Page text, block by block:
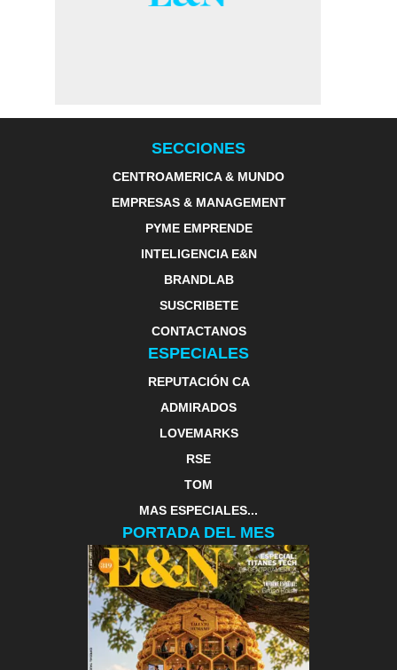
SECCIONES
CENTROAMERICA & MUNDO
EMPRESAS & MANAGEMENT
PYME EMPRENDE
INTELIGENCIA E&N
BRANDLAB
SUSCRIBETE
CONTACTANOS
ESPECIALES
REPUTACIÓN CA
ADMIRADOS
LOVEMARKS
RSE
TOM
MAS ESPECIALES...
PORTADA DEL MES